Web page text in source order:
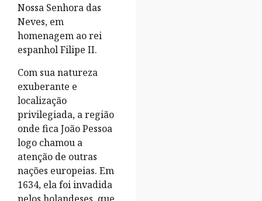
Nossa Senhora das
Neves, em
homenagem ao rei
espanhol Filipe II.
Com sua natureza
exuberante e
localização
privilegiada, a região
onde fica João Pessoa
logo chamou a
atenção de outras
nações europeias. Em
1634, ela foi invadida
pelos holandeses, que